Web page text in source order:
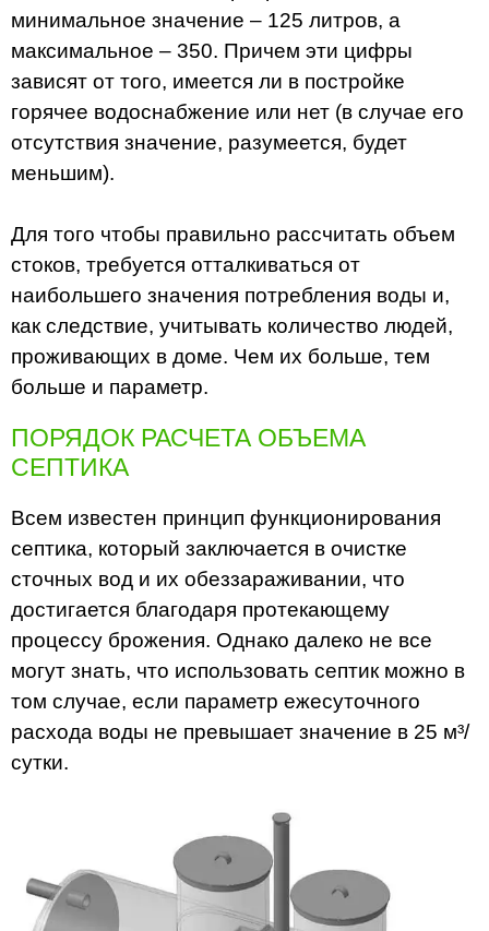
минимальное значение – 125 литров, а
максимальное – 350. Причем эти цифры
зависят от того, имеется ли в постройке
горячее водоснабжение или нет (в случае его
отсутствия значение, разумеется, будет
меньшим).
Для того чтобы правильно рассчитать объем
стоков, требуется отталкиваться от
наибольшего значения потребления воды и,
как следствие, учитывать количество людей,
проживающих в доме. Чем их больше, тем
больше и параметр.
ПОРЯДОК РАСЧЕТА ОБЪЕМА
СЕПТИКА
Всем известен принцип функционирования
септика, который заключается в очистке
сточных вод и их обеззараживании, что
достигается благодаря протекающему
процессу брожения. Однако далеко не все
могут знать, что использовать септик можно в
том случае, если параметр ежесуточного
расхода воды не превышает значение в 25 м³/
сутки.